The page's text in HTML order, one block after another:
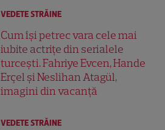
VEDETE STRĂINE
Cum își petrec vara cele mai
iubite actrițe din serialele
turcești. Fahriye Evcen, Hande
Erçel și Neslihan Atagül,
imagini din vacanță
VEDETE STRĂINE